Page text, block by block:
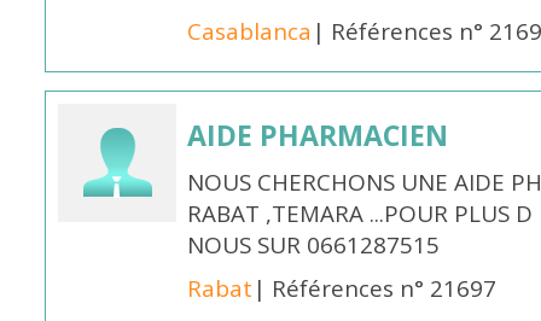
Casablanca | Références n°
AIDE PHARMACIEN
NOUS CHERCHONS UNE AIDE
RABAT ,TEMARA ...POUR PLUS
NOUS SUR 0661287515
Rabat | Références n° 21697